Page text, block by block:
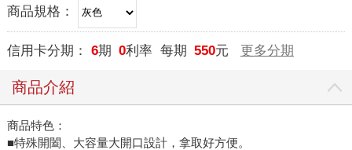
商品規格：
信用卡分期： 6期 0利率 每期 550元 更多分期
商品介紹
商品特色：
■特殊開闔、大容量大開口設計，拿取好方便。